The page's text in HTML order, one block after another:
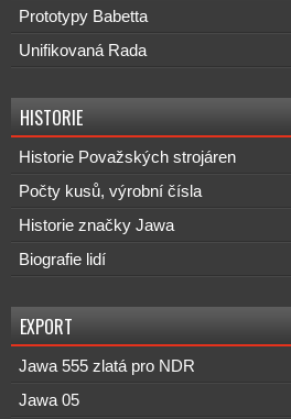
Prototypy Babetta
Unifikovaná Rada
HISTORIE
Historie Považských strojáren
Počty kusů, výrobní čísla
Historie značky Jawa
Biografie lidí
EXPORT
Jawa 555 zlatá pro NDR
Jawa 05